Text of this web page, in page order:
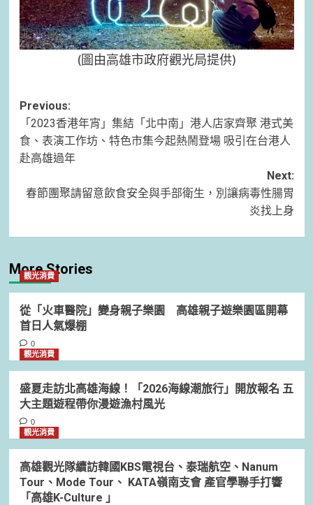
(圖由高雄市政府觀光局提供)
Post
navigation
Previous:
「2023香港年宵」集結「北中南」港人店家齊聚 港式美
食、表演工作坊、特色市集今起熱鬧登場 吸引在台港人
赴高雄過年
Next:
春節團聚請留意飲食安全與手部衛生，別讓病毒性腸胃
炎找上身
More Stories
觀光消費
從「火車醫院」變身親子樂園 高雄親子遊樂園區開幕
首日人氣爆棚
0
觀光消費
盛夏走訪北高雄海線！「2026海線潮旅行」開放報名 五
大主題遊程帶你漫遊漁村風光
0
觀光消費
高雄觀光隊續訪韓國KBS電視台、泰瑞航空、Nanum
Tour、Mode Tour、 KATA嶺南支會 產官學聯手打響
「高雄K-Culture 」